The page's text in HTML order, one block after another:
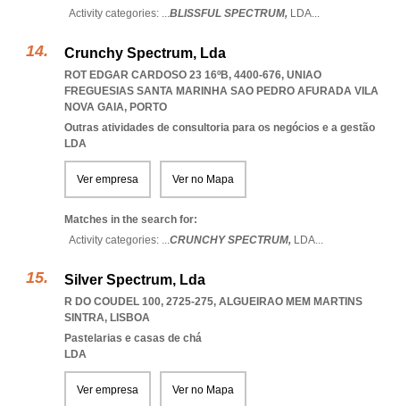
Activity categories: ...BLISSFUL SPECTRUM, LDA...
Crunchy Spectrum, Lda
ROT EDGAR CARDOSO 23 16ºB, 4400-676, UNIAO
FREGUESIAS SANTA MARINHA SAO PEDRO AFURADA VILA
NOVA GAIA, PORTO
Outras atividades de consultoria para os negócios e a gestão
LDA
Ver empresa Ver no Mapa
Matches in the search for:
Activity categories: ...CRUNCHY SPECTRUM, LDA...
Silver Spectrum, Lda
R DO COUDEL 100, 2725-275, ALGUEIRAO MEM MARTINS
SINTRA, LISBOA
Pastelarias e casas de chá
LDA
Ver empresa Ver no Mapa